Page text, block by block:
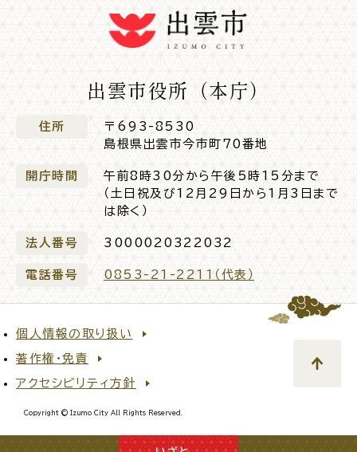
出雲市役所（本庁）
住所
〒693-8530
島根県出雲市今市町70番地
開庁時間
午前8時30分から午後5時15分まで
（土日祝及び12月29日から1月3日まで
は除く）
法人番号 3000020322032
電話番号 0853-21-2211（代表）
個人情報の取り扱い
著作権・免責
アクセシビリティ方針
Copyright © Izumo City All Rights Reserved.